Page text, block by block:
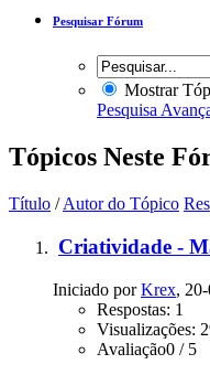
Pesquisar Fórum
Mostrar
Pesquisa
Tópicos Neste
Título /Autor do Tópico
Criatividade -
Iniciado porKrex,
Respostas: 1
Visualizações:
Avaliação0 / 5